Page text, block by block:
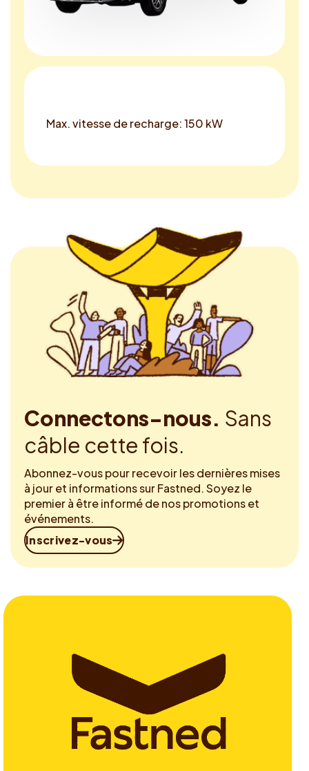
Max. vitesse de recharge: 150 kW
Connectons-nous. Sans
câble cette fois.
Abonnez-vous pour recevoir les dernières mises
à jour et informations sur Fastned. Soyez le
premier à être informé de nos promotions et
événements.
Inscrivez-vous